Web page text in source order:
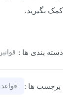
کمک بگیرید.
دسته‌ بندی‌ ها :
برچسب‌ ها :